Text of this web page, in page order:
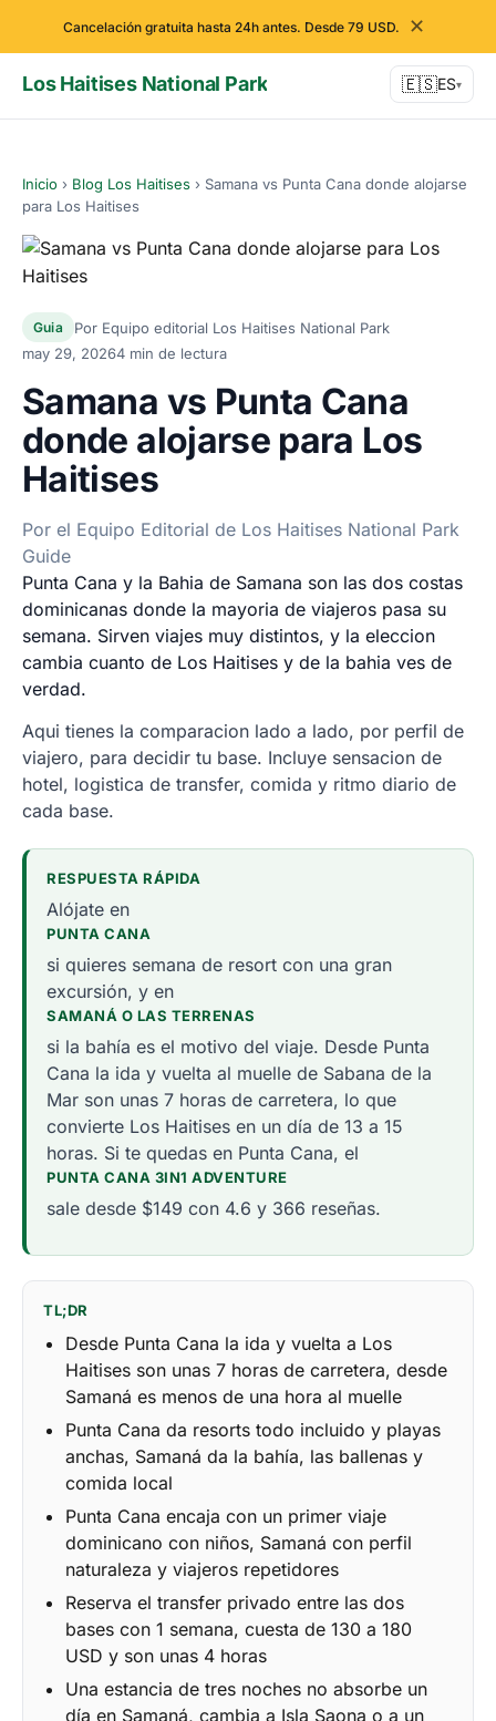
Cancelación gratuita hasta 24h antes. Desde 79 USD. ✕
Los Haitises National Park 🇪🇸ES▾
Inicio › Blog Los Haitises › Samana vs Punta Cana donde alojarse
para Los Haitises
Guia
Por Equipo editorial Los Haitises National Park
may 29, 20264 min de lectura
Samana vs Punta Cana
donde alojarse para Los
Haitises
Por el Equipo Editorial de Los Haitises National Park
Guide
Punta Cana y la Bahia de Samana son las dos costas
dominicanas donde la mayoria de viajeros pasa su
semana. Sirven viajes muy distintos, y la eleccion
cambia cuanto de Los Haitises y de la bahia ves de
verdad.
Aqui tienes la comparacion lado a lado, por perfil de
viajero, para decidir tu base. Incluye sensacion de
hotel, logistica de transfer, comida y ritmo diario de
cada base.
RESPUESTA RÁPIDA
Alójate en
PUNTA CANA
si quieres semana de resort con una gran
excursión, y en
SAMANÁ O LAS TERRENAS
si la bahía es el motivo del viaje. Desde Punta
Cana la ida y vuelta al muelle de Sabana de la
Mar son unas 7 horas de carretera, lo que
convierte Los Haitises en un día de 13 a 15
horas. Si te quedas en Punta Cana, el
PUNTA CANA 3IN1 ADVENTURE
sale desde $149 con 4.6 y 366 reseñas.
TL;DR
Desde Punta Cana la ida y vuelta a Los
Haitises son unas 7 horas de carretera, desde
Samaná es menos de una hora al muelle
Punta Cana da resorts todo incluido y playas
anchas, Samaná da la bahía, las ballenas y
comida local
Punta Cana encaja con un primer viaje
dominicano con niños, Samaná con perfil
naturaleza y viajeros repetidores
Reserva el transfer privado entre las dos
bases con 1 semana, cuesta de 130 a 180
USD y son unas 4 horas
Una estancia de tres noches no absorbe un
día en Samaná, cambia a Isla Saona o a un